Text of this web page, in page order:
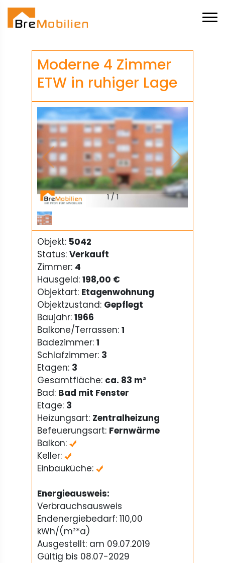
Moderne 4 Zimmer
ETW in ruhiger Lage
1/1
Objekt: 5042
Status: Verkauft
Zimmer: 4
Hausgeld: 198,00 €
Objektart: Etagenwohnung
Objektzustand: Gepflegt
Baujahr: 1966
Balkone/Terrassen: 1
Badezimmer: 1
Schlafzimmer: 3
Etagen: 3
Gesamtfläche: ca. 83 m²
Bad: Bad mit Fenster
Etage: 3
Heizungsart: Zentralheizung
Befeuerungsart: Fernwärme
Balkon:
Keller:
Einbauküche:
Energieausweis:
Verbrauchsausweis
Endenergiebedarf: 110,00
kWh/(m²*a)
Ausgestellt: am 09.07.2019
Gültig bis 08.07-2029